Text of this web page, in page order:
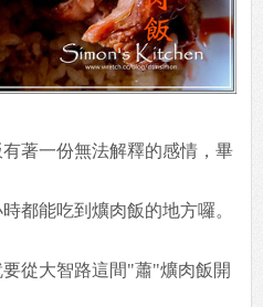
著一份無法解釋的感情，畢
都能吃到爌肉飯的地方囉。
從大智路這間"蕭"爌肉飯開